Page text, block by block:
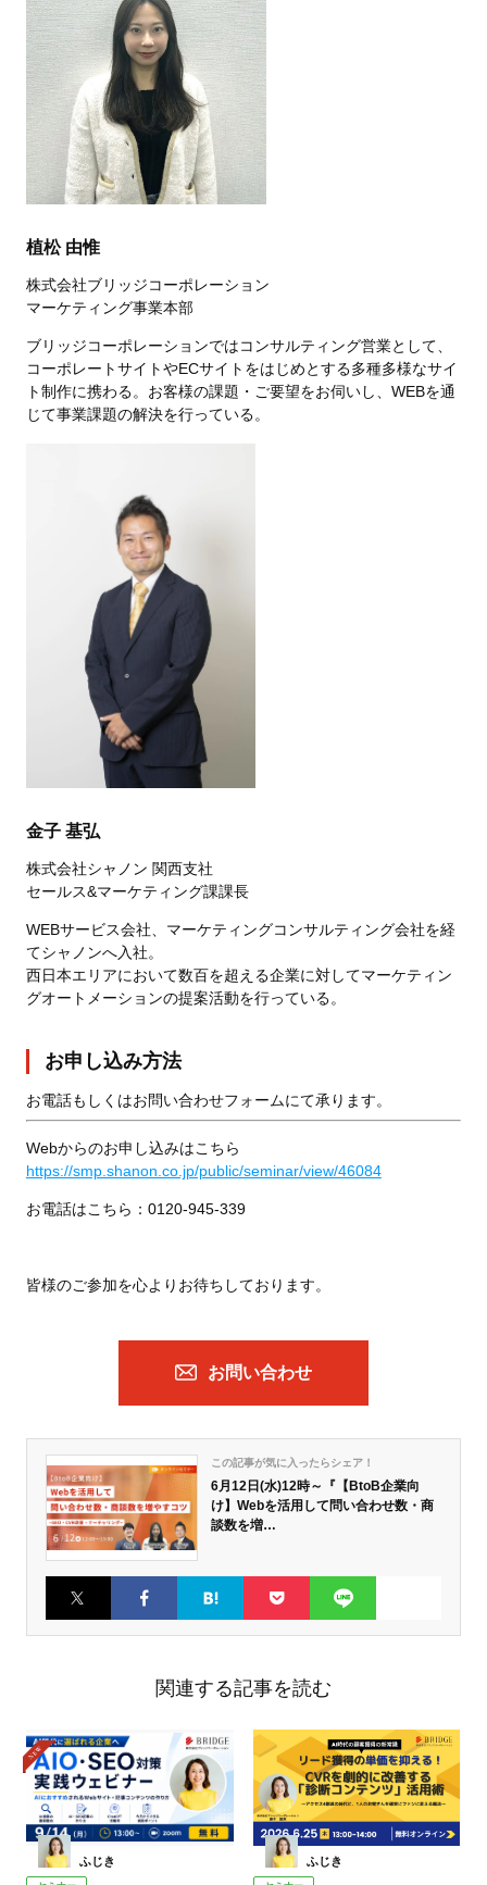
植松 由惟
株式会社ブリッジコーポレーション
マーケティング事業本部
ブリッジコーポレーションではコンサルティング営業として、
コーポレートサイトやECサイトをはじめとする多種多様なサイ
ト制作に携わる。お客様の課題・ご要望をお伺いし、WEBを通
じて事業課題の解決を行っている。
金子 基弘
株式会社シャノン 関西支社
セールス&マーケティング課課長
WEBサービス会社、マーケティングコンサルティング会社を経
てシャノンへ入社。
西日本エリアにおいて数百を超える企業に対してマーケティン
グオートメーションの提案活動を行っている。
お申し込み方法
お電話もしくはお問い合わせフォームにて承ります。
Webからのお申し込みはこちら
https://smp.shanon.co.jp/public/seminar/view/46084
お電話はこちら：0120‐945‐339
皆様のご参加を心よりお待ちしております。
お問い合わせ
この記事が気に入ったらシェア！
6月12日(水)12時～『【BtoB企業向
け】Webを活用して問い合わせ数・商
談数を増…
ク
関連する記事を読む
ふじき ふじき